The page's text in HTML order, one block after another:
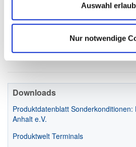
Auswahl
Nur notwendige
0,69 % + € 0,05 Transaktionsgebühr
Downloads
Produktdatenblatt Sonderkonditionen:
Anhalt e.V.
Produktwelt Terminals